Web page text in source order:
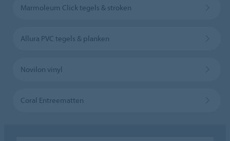
Marmoleum Click tegels & stroken
Allura PVC tegels & planken
Novilon vinyl
Coral Entreematten